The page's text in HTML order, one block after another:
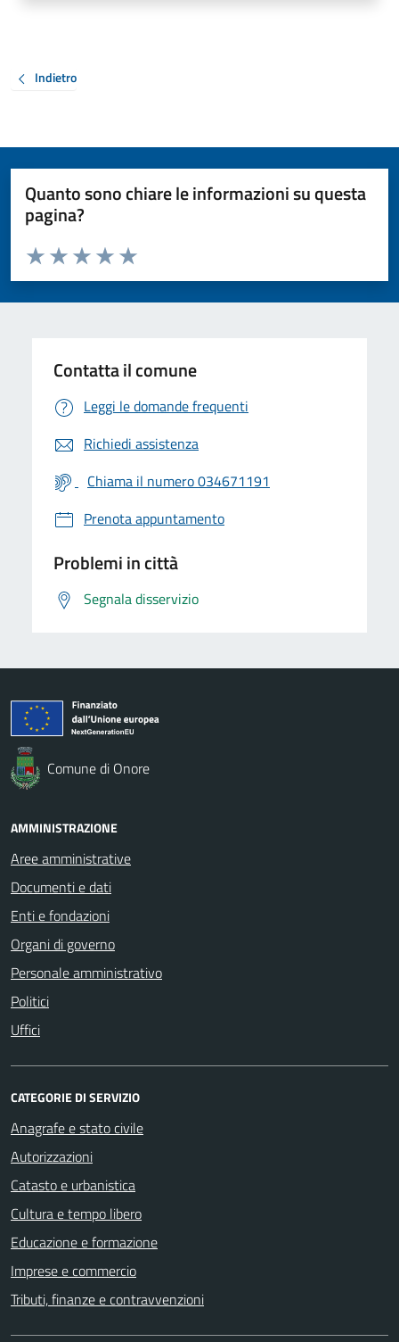
Indietro
Quanto sono chiare le informazioni su questa
pagina?
Valuta da 1 a 5 stelle la pagina
Valuta 5 stelle su 5
Valuta 4 stelle su 5
Valuta 3 stelle su 5
Valuta 2 stelle su 5
Valuta 1 stelle su 5
Contatta il comune
Leggi le domande frequenti
Richiedi assistenza
Chiama il numero 034671191
Prenota appuntamento
Problemi in città
Segnala disservizio
Comune di Onore
AMMINISTRAZIONE
Aree amministrative
Documenti e dati
Enti e fondazioni
Organi di governo
Personale amministrativo
Politici
Uffici
CATEGORIE DI SERVIZIO
Anagrafe e stato civile
Autorizzazioni
Catasto e urbanistica
Cultura e tempo libero
Educazione e formazione
Imprese e commercio
Tributi, finanze e contravvenzioni